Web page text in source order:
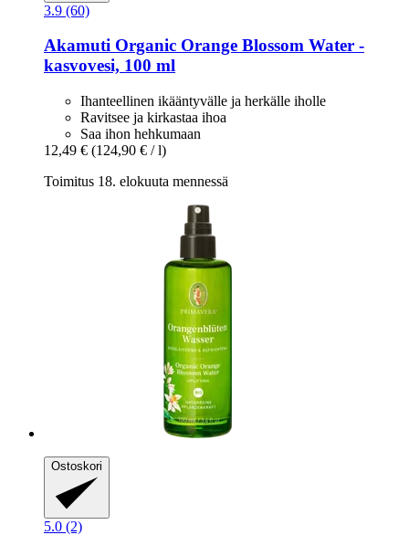
3.9 (60)
Akamuti Organic Orange Blossom Water -​
kasvovesi, 100 ml
Ihanteellinen ikääntyvälle ja herkälle iholle
Ravitsee ja kirkastaa ihoa
Saa ihon hehkumaan
12,49 € (124,90 € / l)
Toimitus 18. elokuuta mennessä
Ostoskori
5.0 (2)